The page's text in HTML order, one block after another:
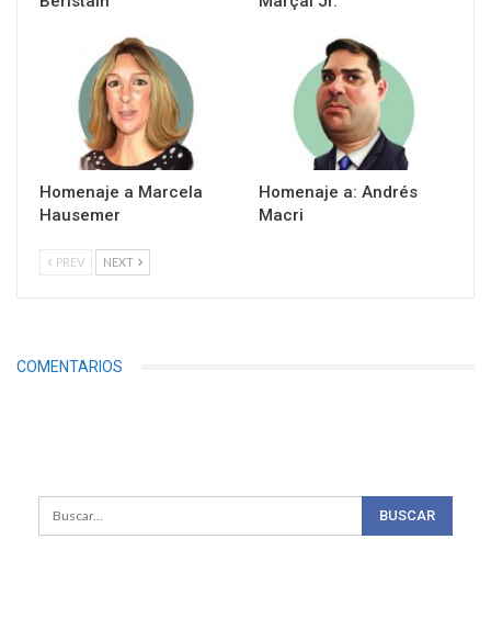
Homenaje a Marcela
Hausemer
Homenaje a: Andrés
Macri
PREV NEXT
COMENTARIOS